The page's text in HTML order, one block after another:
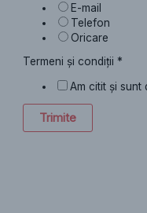
E-mail
Telefon
Oricare
Termeni și condiții*
Am citit și sunt
Trimite